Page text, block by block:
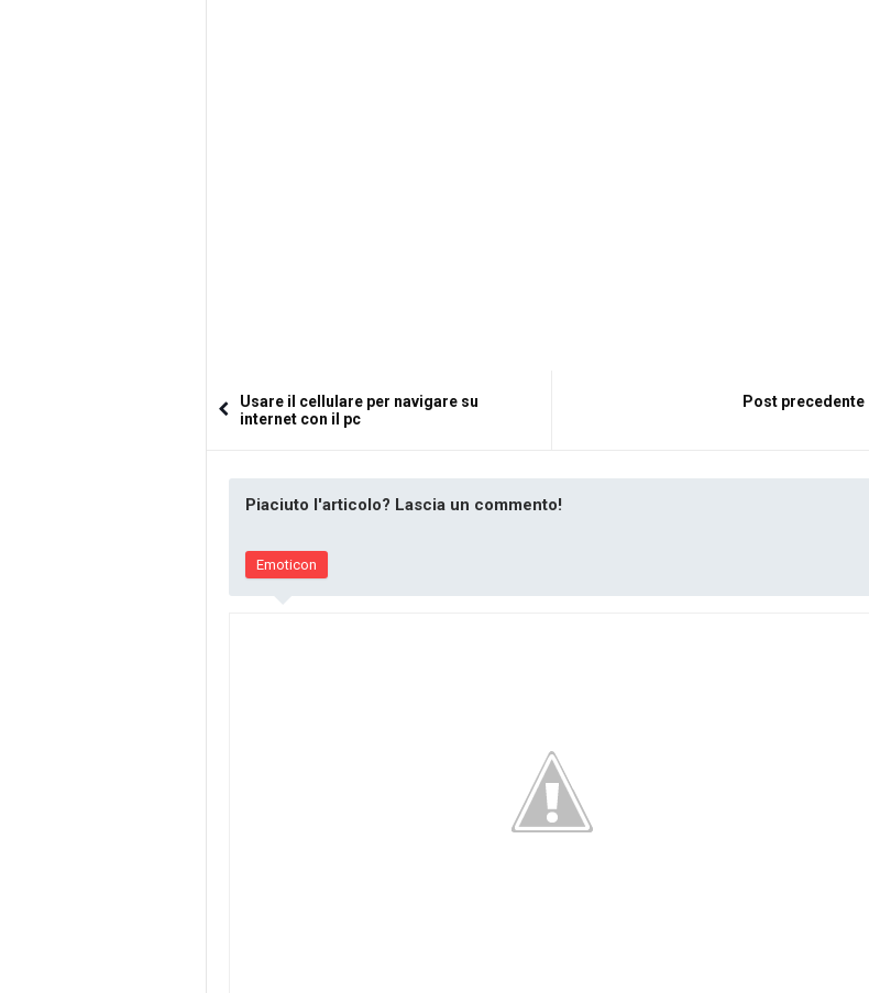
Usare il cellulare per navigare su
internet con il pc
Post precedente
Piaciuto l'articolo? Lascia un commento!
Emoticon